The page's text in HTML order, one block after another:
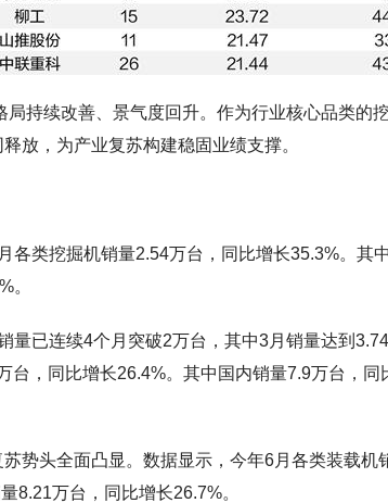
持续改善、景气度回升。作为行业核心品类的
放，为产业复苏构建稳固业绩支撑。
各类挖掘机销量2.54万台，同比增长35.3%。其
。
量已连续4个月突破2万台，其中3月销量达到
台，同比增长26.4%。其中国内销量7.9万台，
势头全面凸显。数据显示，今年6月各类装载机
8.21万台，同比增长26.7%。